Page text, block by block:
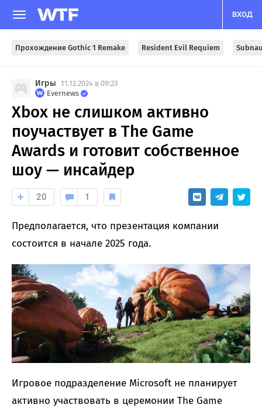
ВХОД
Прохождение Gothic 1 Remake Resident Evil Requiem
Игры
11.12.2024 в 09:23
Evernews
Xbox не слишком активно
поучаствует в The Game
Awards и готовит собственное
шоу — инсайдер
20 1
Предполагается, что презентация компании
состоится в начале 2025 года.
Игровое подразделение Microsoft не планирует
активно участвовать в церемонии The Game